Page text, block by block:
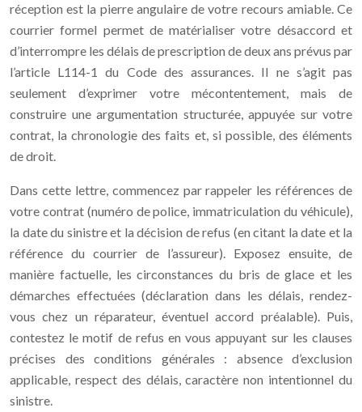
réception est la pierre angulaire de votre recours amiable. Ce
courrier formel permet de matérialiser votre désaccord et
d’interrompre les délais de prescription de deux ans prévus par
l’article L114-1 du Code des assurances. Il ne s’agit pas
seulement d’exprimer votre mécontentement, mais de
construire une argumentation structurée, appuyée sur votre
contrat, la chronologie des faits et, si possible, des éléments
de droit.
Dans cette lettre, commencez par rappeler les références de
votre contrat (numéro de police, immatriculation du véhicule),
la date du sinistre et la décision de refus (en citant la date et la
référence du courrier de l’assureur). Exposez ensuite, de
manière factuelle, les circonstances du bris de glace et les
démarches effectuées (déclaration dans les délais, rendez-
vous chez un réparateur, éventuel accord préalable). Puis,
contestez le motif de refus en vous appuyant sur les clauses
précises des conditions générales : absence d’exclusion
applicable, respect des délais, caractère non intentionnel du
sinistre.